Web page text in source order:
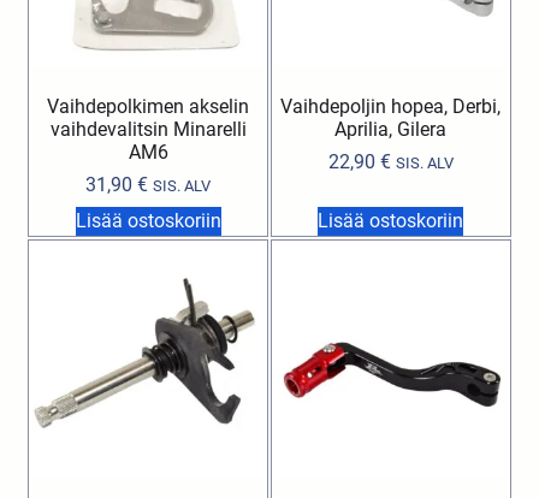
Vaihdepolkimen akselin
vaihdevalitsin Minarelli
AM6
31,90€ SIS. ALV
Lisää ostoskoriin
Vaihdepoljin hopea, Derbi,
Aprilia, Gilera
22,90 € SIS. ALV
Lisää ostoskoriin